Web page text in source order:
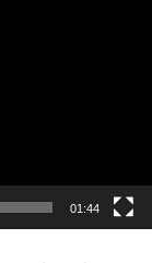
01:44